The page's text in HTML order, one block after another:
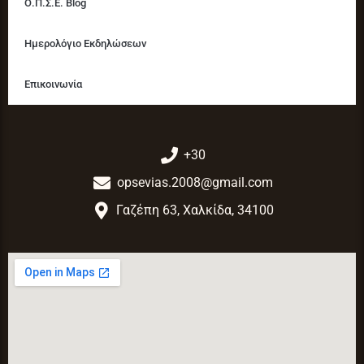
Ο.Π.Σ.Ε. Blog
Ημερολόγιο Εκδηλώσεων
Επικοινωνία
+30
opsevias.2008@gmail.com
Γαζέπη 63, Χαλκίδα, 34100